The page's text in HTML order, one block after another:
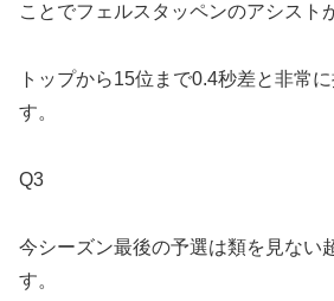
ことでフェルスタッペンのアシスト
トップから15位まで0.4秒差と非常
す。
Q3
今シーズン最後の予選は類を見ない
す。